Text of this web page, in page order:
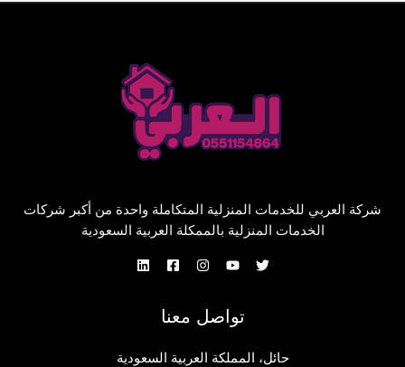
شركة العربي للخدمات المنزلية المتكاملة واحدة من أكبر شركات
الخدمات المنزلية بالممكلة العربية السعودية
تواصل معنا
حائل، المملكة العربية السعودية